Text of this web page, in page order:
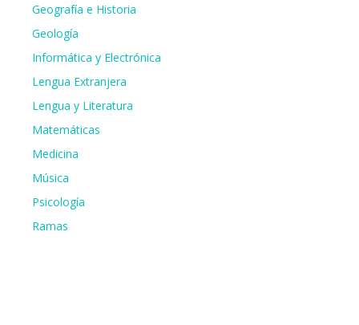
Geografía e Historia
Geología
Informática y Electrónica
Lengua Extranjera
Lengua y Literatura
Matemáticas
Medicina
Música
Psicología
Ramas